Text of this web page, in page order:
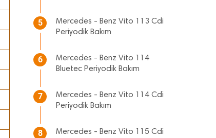
5
Mercedes - Benz Vito 113 Cdi
Periyodik Bakım
6
Mercedes - Benz Vito 114
Bluetec Periyodik Bakım
7
Mercedes - Benz Vito 114 Cdi
Periyodik Bakım
8
Mercedes - Benz Vito 115 Cdi